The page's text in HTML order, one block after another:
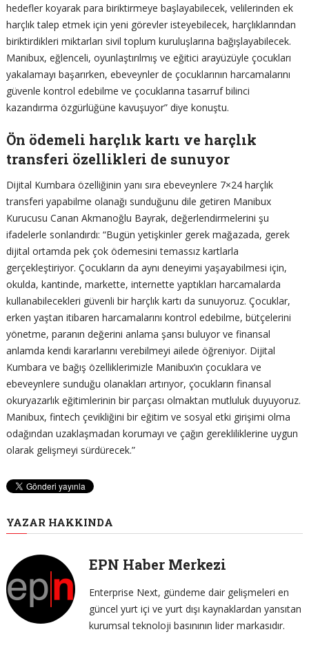
hedefler koyarak para biriktirmeye başlayabilecek, velilerinden ek
harçlık talep etmek için yeni görevler isteyebilecek, harçlıklarından
biriktirdikleri miktarları sivil toplum kuruluşlarına bağışlayabilecek.
Manibux, eğlenceli, oyunlaştırılmış ve eğitici arayüzüyle çocukları
yakalamayı başarırken, ebeveynler de çocuklarının harcamalarını
güvenle kontrol edebilme ve çocuklarına tasarruf bilinci
kazandırma özgürlüğüne kavuşuyor” diye konuştu.
Ön ödemeli harçlık kartı ve harçlık
transferi özellikleri de sunuyor
Dijital Kumbara özelliğinin yanı sıra ebeveynlere 7×24 harçlık
transferi yapabilme olanağı sunduğunu dile getiren Manibux
Kurucusu Canan Akmanoğlu Bayrak, değerlendirmelerini şu
ifadelerle sonlandırdı: “Bugün yetişkinler gerek mağazada, gerek
dijital ortamda pek çok ödemesini temassız kartlarla
gerçekleştiriyor. Çocukların da aynı deneyimi yaşayabilmesi için,
okulda, kantinde, markette, internette yaptıkları harcamalarda
kullanabilecekleri güvenli bir harçlık kartı da sunuyoruz. Çocuklar,
erken yaştan itibaren harcamalarını kontrol edebilme, bütçelerini
yönetme, paranın değerini anlama şansı buluyor ve finansal
anlamda kendi kararlarını verebilmeyi ailede öğreniyor. Dijital
Kumbara ve bağış özelliklerimizle Manibux’ın çocuklara ve
ebeveynlere sunduğu olanakları artırıyor, çocukların finansal
okuryazarlık eğitimlerinin bir parçası olmaktan mutluluk duyuyoruz.
Manibux, fintech çevikliğini bir eğitim ve sosyal etki girişimi olma
odağından uzaklaşmadan korumayı ve çağın gerekliliklerine uygun
olarak gelişmeyi sürdürecek.”
YAZAR HAKKINDA
EPN Haber Merkezi
Enterprise Next, gündeme dair gelişmeleri en
güncel yurt içi ve yurt dışı kaynaklardan yansıtan
kurumsal teknoloji basınının lider markasıdır.